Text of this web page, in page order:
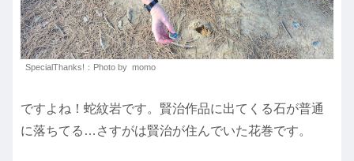
SpecialThanks!：Photo by momo
ですよね！蛇紋岩です。賢治作品に出てくる石が普通
に落ちてる…さすがは賢治が住んでいた花巻です。